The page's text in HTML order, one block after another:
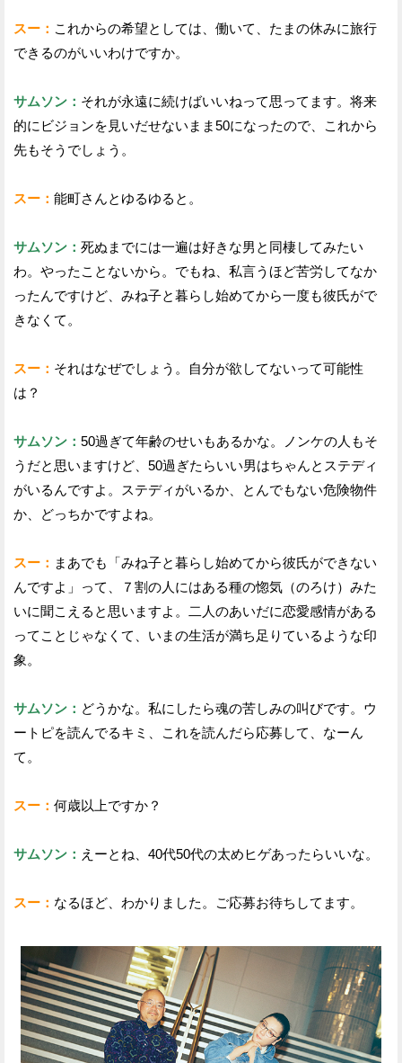
スー： これからの希望としては、働いて、たまの休みに旅行
できるのがいいわけですか。
サムソン： それが永遠に続けばいいねって思ってます。将来
的にビジョンを見いだせないまま50になったので、これから
先もそうでしょう。
スー： 能町さんとゆるゆると。
サムソン： 死ぬまでには一遍は好きな男と同棲してみたい
わ。やったことないから。でもね、私言うほど苦労してなか
ったんですけど、みね子と暮らし始めてから一度も彼氏がで
きなくて。
スー： それはなぜでしょう。自分が欲してないって可能性
は？
サムソン： 50過ぎて年齢のせいもあるかな。ノンケの人もそ
うだと思いますけど、50過ぎたらいい男はちゃんとステディ
がいるんですよ。ステディがいるか、とんでもない危険物件
か、どっちかですよね。
スー： まあでも「みね子と暮らし始めてから彼氏ができない
んですよ」って、７割の人にはある種の惚気（のろけ）みた
いに聞こえると思いますよ。二人のあいだに恋愛感情がある
ってことじゃなくて、いまの生活が満ち足りているような印
象。
サムソン： どうかな。私にしたら魂の苦しみの叫びです。ウ
ートピを読んでるキミ、これを読んだら応募して、なーん
て。
スー： 何歳以上ですか？
サムソン： えーとね、40代50代の太めヒゲあったらいいな。
スー： なるほど、わかりました。ご応募お待ちしてます。